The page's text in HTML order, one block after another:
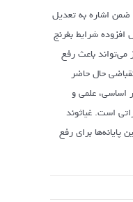
اشاره به تعدیل
ارزش افزوده شرایط بغرنج
باعث رفع
حال حاضر
اساسی، علمی و
است. غیاثوند
برای رفع